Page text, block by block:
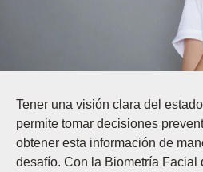
Tener una visión clara del
permite tomar decisiones
obtener esta información de
desafío. Con la Biometría Facial